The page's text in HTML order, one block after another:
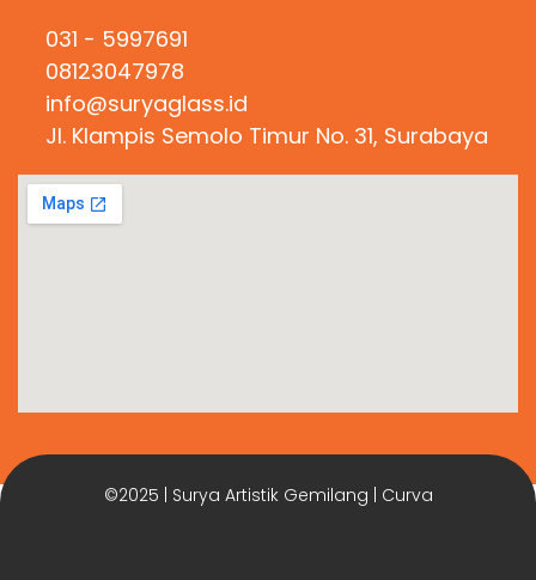
031 - 5997691
08123047978
info@suryaglass.id
Jl. Klampis Semolo Timur No. 31, Surabaya
©2025 | Surya Artistik Gemilang | Curva